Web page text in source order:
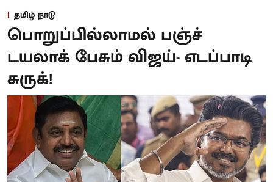
தமிழ் நாடு
பொறுப்பில்லாமல் பஞ்ச்
டயலாக் பேசும் விஜய்- எடப்பாடி
சுருக்!